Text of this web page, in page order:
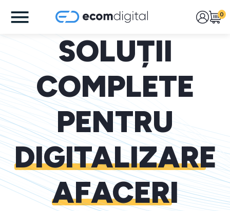
0
SOLUȚII
COMPLETE
PENTRU
DIGITALIZARE
AFACERI